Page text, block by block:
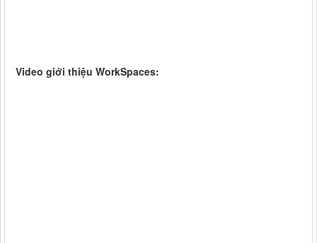
Video giới thiệu WorkSpaces: